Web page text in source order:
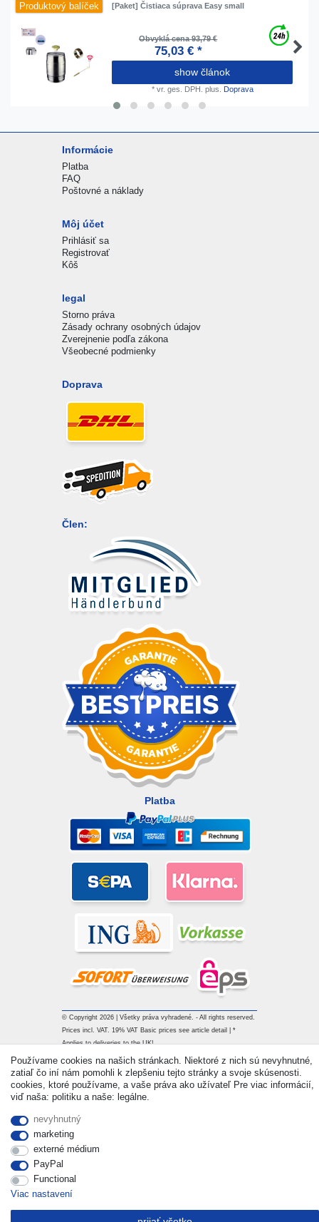
Produktový balíček [Paket] Čistiaca súprava Easy small
Obvyklá cena 93,79 €
75,03 € *
show článok
* vr. ges. DPH. plus. Doprava
Informácie
Platba
FAQ
Poštovné a náklady
Môj účet
Prihlásiť sa
Registrovať
Kôš
legal
Storno práva
Zásady ochrany osobných údajov
Zverejnenie podľa zákona
Všeobecné podmienky
Doprava
Člen:
Platba
© Copyright 2026 | Všetky práva vyhradené. - All rights reserved.
Prices incl. VAT. 19% VAT Basic prices see article detail | *
Applies to deliveries to the UK!
Používame cookies na našich stránkach. Niektoré z nich sú nevyhnutné,
zatiaľ čo iní nám pomohli k zlepšeniu tejto stránky a svoje skúsenosti.
cookies, ktoré používame, a vaše práva ako užívateľ Pre viac informácií,
viď naša: politiku a naše: legálne.
nevyhnutný
marketing
externé médium
PayPal
Functional
Viac nastavení
Withdraw from contract here Kontakt